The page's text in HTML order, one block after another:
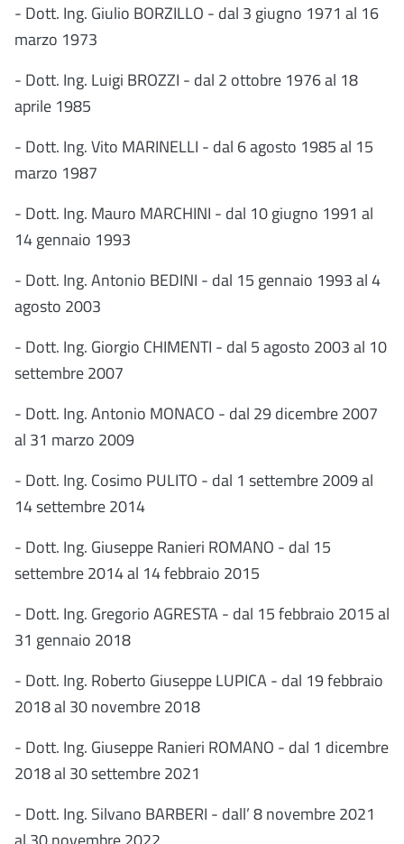
- Dott. Ing. Giulio BORZILLO - dal 3 giugno 1971 al 16
marzo 1973
- Dott. Ing. Luigi BROZZI - dal 2 ottobre 1976 al 18
aprile 1985
- Dott. Ing. Vito MARINELLI - dal 6 agosto 1985 al 15
marzo 1987
- Dott. Ing. Mauro MARCHINI - dal 10 giugno 1991 al
14 gennaio 1993
- Dott. Ing. Antonio BEDINI - dal 15 gennaio 1993 al 4
agosto 2003
- Dott. Ing. Giorgio CHIMENTI - dal 5 agosto 2003 al 10
settembre 2007
- Dott. Ing. Antonio MONACO - dal 29 dicembre 2007
al 31 marzo 2009
- Dott. Ing. Cosimo PULITO - dal 1 settembre 2009 al
14 settembre 2014
- Dott. Ing. Giuseppe Ranieri ROMANO - dal 15
settembre 2014 al 14 febbraio 2015
- Dott. Ing. Gregorio AGRESTA - dal 15 febbraio 2015 al
31 gennaio 2018
- Dott. Ing. Roberto Giuseppe LUPICA - dal 19 febbraio
2018 al 30 novembre 2018
- Dott. Ing. Giuseppe Ranieri ROMANO - dal 1 dicembre
2018 al 30 settembre 2021
- Dott. Ing. Silvano BARBERI - dall’ 8 novembre 2021